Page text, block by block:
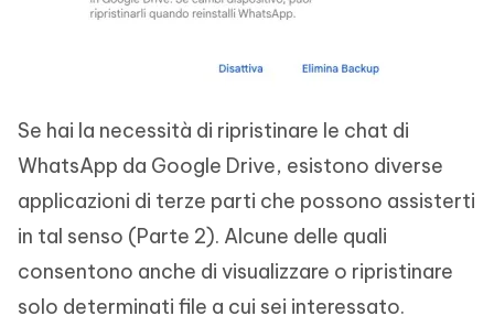
Se hai la necessità di ripristinare le chat di
WhatsApp da Google Drive, esistono diverse
applicazioni di terze parti che possono assisterti
in tal senso (Parte 2). Alcune delle quali
consentono anche di visualizzare o ripristinare
solo determinati file a cui sei interessato.